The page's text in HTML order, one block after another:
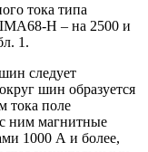
тока типа
Н – на 2500 и
1.
следует
шин образуется
тока поле
с ним магнитные
1000 А и более,